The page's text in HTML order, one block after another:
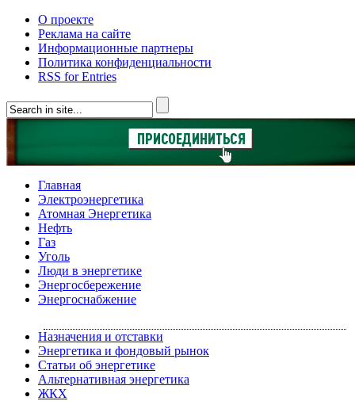
О проекте
Реклама на сайте
Информационные партнеры
Политика конфиденциальности
RSS for Entries
Главная
Электроэнергетика
Атомная Энергетика
Нефть
Газ
Уголь
Люди в энергетике
Энергосбережение
Энергоснабжение
Назначения и отставки
Энергетика и фондовый рынок
Статьи об энергетике
Альтернативная энергетика
ЖКХ